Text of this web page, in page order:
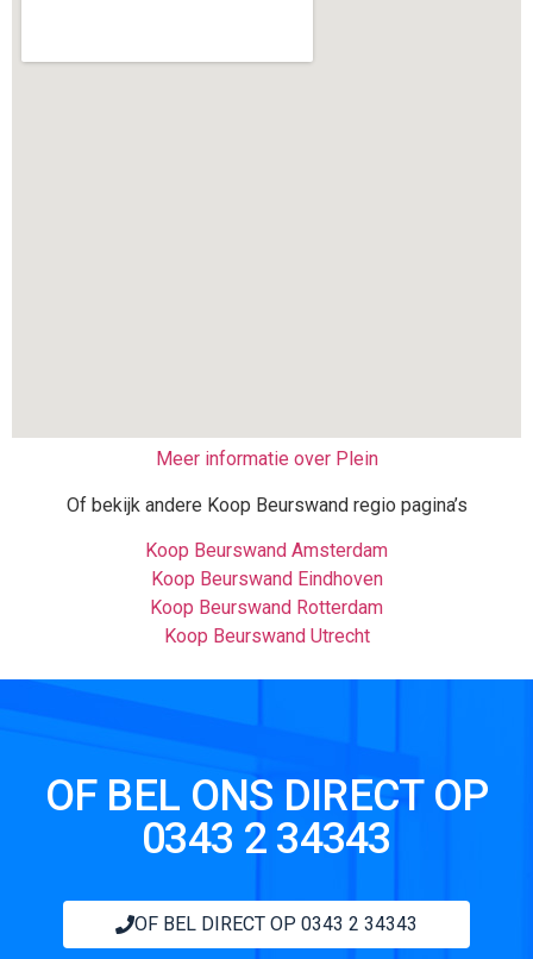
Meer informatie over Plein
Of bekijk andere Koop Beurswand regio pagina’s
Koop Beurswand Amsterdam
Koop Beurswand Eindhoven
Koop Beurswand Rotterdam
Koop Beurswand Utrecht
OF BEL ONS DIRECT OP
0343 2 34343
OF BEL DIRECT OP 0343 2 34343